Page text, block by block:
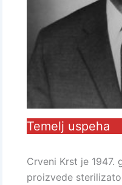
Temelj uspeha
Crveni Krst je
proizvede